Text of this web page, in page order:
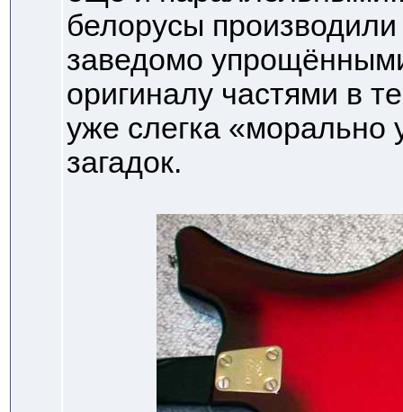
белорусы
заведомо
оригиналу частями в
уже слегка
загадок.